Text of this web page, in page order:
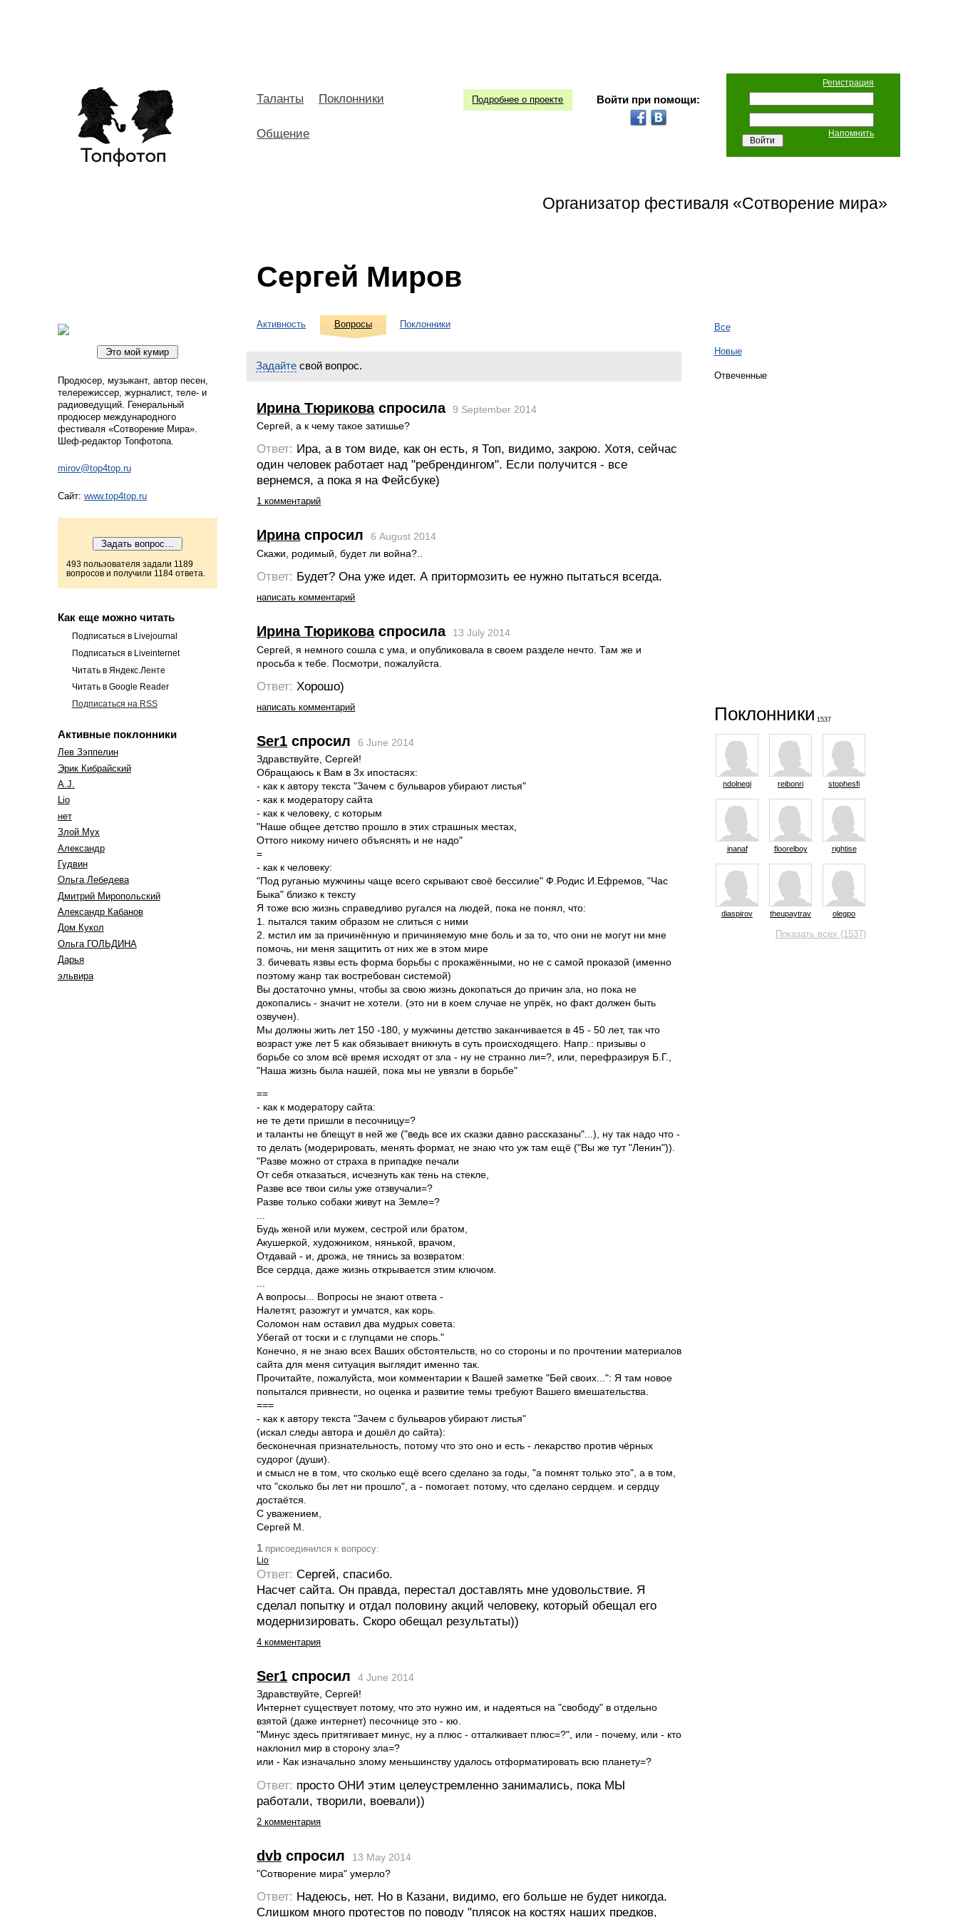
Регистрация
Напомнить
Войти при помощи:
Подробнее о проекте
Таланты Поклонники
Общение
Организатор фестиваля «Сотворение мира»
Сергей Миров
Продюсер, музыкант, автор песен,
телережиссер, журналист, теле- и
радиоведущий. Генеральный
продюсер международного
фестиваля «Сотворение Мира».
Шеф-редактор Топфотопа.
mirov@top4top.ru
Сайт: www.top4top.ru
493 пользователя задали 1189
вопросов и получили 1184 ответа.
Как еще можно читать
Подписаться в Livejournal
Подписаться в Liveinternet
Читать в Яндекс.Ленте
Читать в Google Reader
Подписаться на RSS
Активные поклонники
Лев Зэппелин
Эрик Кибрайский
A.J.
Lio
нет
Злой Мух
Александр
Гудвин
Ольга Лебедева
Дмитрий Миропольский
Александр Кабанов
Дом Кукол
Oльга ГОЛЬДИНА
Дарья
эльвира
Активность Вопросы Поклонники
Задайте свой вопрос.
Ирина Тюриковаспросила
9 September 2014
Сергей, а к чему такое затишье?
Ответ: Ира, а в том виде, как он есть, я Топ, видимо, закрою. Хотя, сейчас
один человек работает над "ребрендингом". Если получится - все
вернемся, а пока я на Фейсбуке)
1 комментарий
Иринаспросил
6 August 2014
Скажи, родимый, будет ли война?..
Ответ: Будет? Она уже идет. А притормозить ее нужно пытаться всегда.
написать комментарий
Ирина Тюриковаспросила
13 July 2014
Сергей, я немного сошла с ума, и опубликовала в своем разделе нечто. Там же и
просьба к тебе. Посмотри, пожалуйста.
Ответ:Хорошо)
написать комментарий
Ser1 спросил
6 June 2014
Здравствуйте, Сергей!
Обращаюсь к Вам в 3х ипостасях:
- как к автору текста "Зачем с бульваров убирают листья"
- как к модератору сайта
- как к человеку, с которым
"Наше общее детство прошло в этих страшных местах,
Оттого никому ничего объяснять и не надо"
=
- как к человеку:
"Под руганью мужчины чаще всего скрывают своё бессилие" Ф.Родис И.Ефремов, "Час
Быка" близко к тексту
Я тоже всю жизнь справедливо ругался на людей, пока не понял, что:
1. пытался таким образом не слиться с ними
2. мстил им за причинённую и причиняемую мне боль и за то, что они не могут ни мне
помочь, ни меня защитить от них же в этом мире
3. бичевать язвы есть форма борьбы с прокажёнными, но не с самой проказой (именно
поэтому жанр так востребован системой)
Вы достаточно умны, чтобы за свою жизнь докопаться до причин зла, но пока не
докопались - значит не хотели. (это ни в коем случае не упрёк, но факт должен быть
озвучен).
Мы должны жить лет 150 -180, у мужчины детство заканчивается в 45 - 50 лет, так что
возраст уже лет 5 как обязывает вникнуть в суть происходящего. Напр.: призывы о
борьбе со злом всё время исходят от зла - ну не странно ли=?, или, перефразируя Б.Г.,
"Наша жизнь была нашей, пока мы не увязли в борьбе"
==
- как к модератору сайта:
не те дети пришли в песочницу=?
и таланты не блещут в ней же ("ведь все их сказки давно рассказаны"...), ну так надо что -
то делать (модерировать, менять формат, не знаю что уж там ещё ("Вы же тут "Ленин")).
"Разве можно от страха в припадке печали
От себя отказаться, исчезнуть как тень на стекле,
Разве все твои силы уже отзвучали=?
Разве только собаки живут на Земле=?
Будь женой или мужем, сестрой или братом,
Акушеркой, художником, нянькой, врачом,
Отдавай - и, дрожа, не тянись за возвратом:
Все сердца, даже жизнь открывается этим ключом.
А вопросы... Вопросы не знают ответа -
Налетят, разожгут и умчатся, как корь.
Соломон нам оставил два мудрых совета:
Убегай от тоски и с глупцами не спорь."
Конечно, я не знаю всех Ваших обстоятельств, но со стороны и по прочтении материалов
сайта для меня ситуация выглядит именно так.
Прочитайте, пожалуйста, мои комментарии к Вашей заметке "Бей своих...": Я там новое
попытался привнести, но оценка и развитие темы требуют Вашего вмешательства.
===
- как к автору текста "Зачем с бульваров убирают листья"
(искал следы автора и дошёл до сайта):
бесконечная признательность, потому что это оно и есть - лекарство против чёрных
судорог (души).
и смысл не в том, что сколько ещё всего сделано за годы, "а помнят только это", а в том,
что "сколько бы лет ни прошло", а - помогает. потому, что сделано сердцем. и сердцу
достаётся.
С уважением,
Сергей М.
1 присоединился к вопросу:
Lio
Ответ:Сергей, спасибо.
Насчет сайта. Он правда, перестал доставлять мне удовольствие. Я
сделал попытку и отдал половину акций человеку, который обещал его
модернизировать. Скоро обещал результаты))
4 комментария
Ser1 спросил
4 June 2014
Здравствуйте, Сергей!
Интернет существует потому, что это нужно им, и надеяться на "свободу" в отдельно
взятой (даже интернет) песочнице это - кю.
"Минус здесь притягивает минус, ну а плюс - отталкивает плюс=?", или - почему, или - кто
наклонил мир в сторону зла=?
или - Как изначально злому меньшинству удалось отформатировать всю планету=?
Ответ: просто ОНИ этим целеустремленно занимались, пока МЫ
работали, творили, воевали))
2 комментария
dvb спросил
13 May 2014
"Сотворение мира" умерло?
Ответ: Надеюсь, нет. Но в Казани, видимо, его больше не будет никогда.
Слишком много протестов по поводу "плясок на костях наших предков,
Все
Новые
Отвеченные
Поклонники 1537
ndolnegi reibonri stophesfi
inanaf floorelboy rightise
diaspirov theupaytrav olegpo
Показать всех (1537)